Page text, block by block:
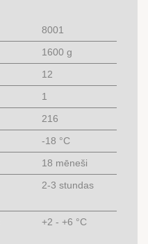
8001
1600 g
12
1
216
-18 °C
18 mēneši
2-3 stundas
+2 - +6 °C